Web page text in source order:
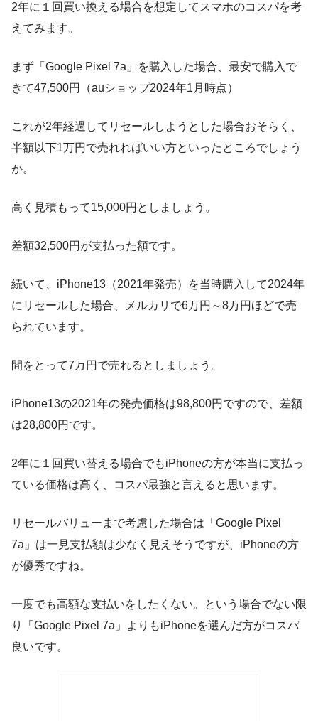
2年に１回買い換える場合を想定してスマホのコスパを考
えてみます。
まず「Google Pixel 7a」を購入した場合、最安で購入で
きて47,500円（auショップ2024年1月時点）
これが2年経過してリセールしようとした場合おそらく、
半額以下1万円で売れればいい方といったところでしょう
か。
高く見積もって15,000円としましょう。
差額32,500円が支払った額です。
続いて、iPhone13（2021年発売）を当時購入して2024年
にリセールした場合、メルカリで6万円～8万円ほどで売
られています。
間をとって7万円で売れるとしましょう。
iPhone13の2021年の発売価格は98,800円ですので、差額
は28,800円です。
2年に１回買い替える場合でもiPhoneの方が本当に支払っ
ている価格は高く、コスパ最強と言えると思います。
リセールバリューまで考慮した場合は「Google Pixel
7a」は一見支払額は少なく見えそうですが、iPhoneの方
が優秀ですね。
一度でも高額な支払いをしたくない。という場合でない限
り「Google Pixel 7a」よりもiPhoneを選んだ方がコスパ
良いです。